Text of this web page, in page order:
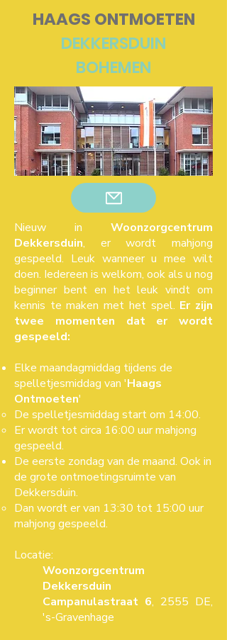
HAAGS ONTMOETEN
DEKKERSDUIN
BOHEMEN
Nieuw in Woonzorgcentrum
Dekkersduin, er wordt mahjong
gespeeld. Leuk wanneer u mee wilt
doen. Iedereen is welkom, ook als u nog
beginner bent en het leuk vindt om
kennis te maken met het spel. Er zijn
twee momenten dat er wordt
gespeeld:
Elke maandagmiddag tijdens de
spelletjesmiddag van 'Haags
Ontmoeten'
De spelletjesmiddag start om 14:00.
Er wordt tot circa 16:00 uur mahjong
gespeeld.
De eerste zondag van de maand.​ Ook in
de grote ontmoetingsruimte van
Dekkersduin.
Dan wordt er van 13:30 tot 15:00 uur
mahjong gespeeld.​
Locatie:
Woonzorgcentrum
Dekkersduin
Campanulastraat 6, 2555 DE,
's-Gravenhage